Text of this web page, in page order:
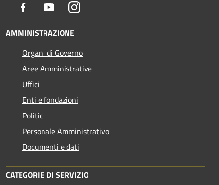
Facebook YoutubeInstagram
AMMINISTRAZIONE
Organi di Governo
Aree Amministrative
Uffici
Enti e fondazioni
Politici
Personale Amministrativo
Documenti e dati
CATEGORIE DI SERVIZIO